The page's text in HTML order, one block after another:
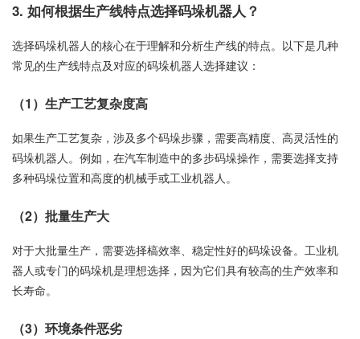
3. 如何根据生产线特点选择码垛机器人？
选择码垛机器人的核心在于理解和分析生产线的特点。以下是几种
常见的生产线特点及对应的码垛机器人选择建议：
（1）生产工艺复杂度高
如果生产工艺复杂，涉及多个码垛步骤，需要高精度、高灵活性的
码垛机器人。例如，在汽车制造中的多步码垛操作，需要选择支持
多种码垛位置和高度的机械手或工业机器人。
（2）批量生产大
对于大批量生产，需要选择槁效率、稳定性好的码垛设备。工业机
器人或专门的码垛机是理想选择，因为它们具有较高的生产效率和
长寿命。
（3）环境条件恶劣